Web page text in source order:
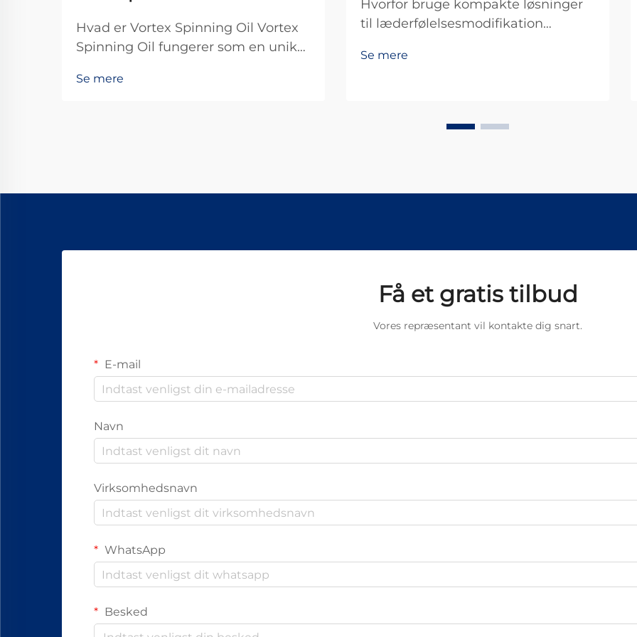
Hvad er Vortex Spinning Oil Vortex
Spinning Oil fungerer som en unik
de besværlige vortex-
Se mere
Hvorfor bruge kompakte løsninger
til læderfølelsesmodifikation
kompakt form gør virkelig en forskel
Se mere
Få et gratis tilbud
Vores repræsentant vil kontakte dig snart.
E-mail
Navn
Virksomhedsnavn
WhatsApp
Besked